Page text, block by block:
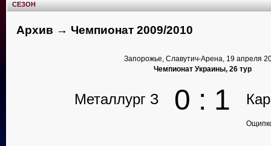
СЕЗОН
Архив → Чемпионат 2009/2010
Запорожье, Славутич-Арена, 19 апреля
Чемпионат Украины, 26 тур
Металлург З 0 : 1